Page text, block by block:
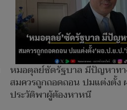
หมอตุลย์ซัดรัฐบาล มีปัญหาทา
สมควรถูกถอดถอน ปมแต่งตั้ง
ประวัติพาผู้ต้องหาหนี